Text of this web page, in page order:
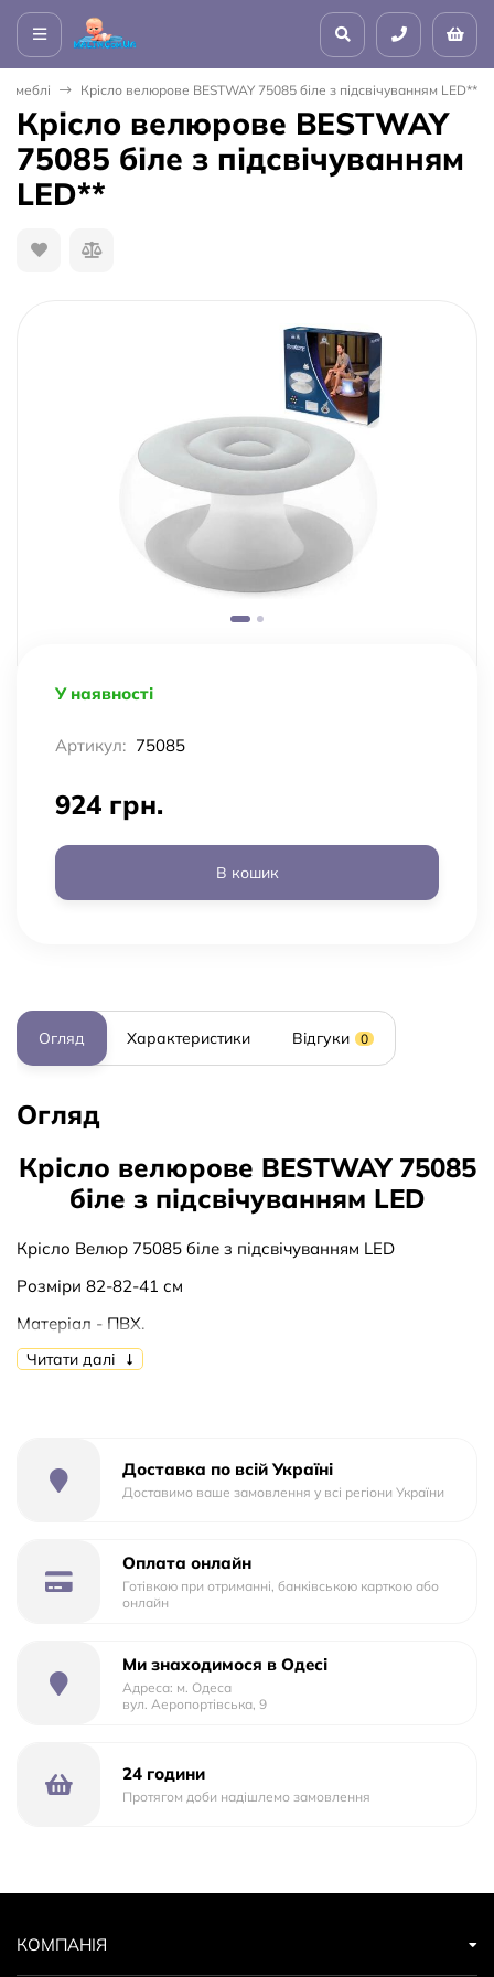
меблі Крісло велюрове BESTWAY 75085 біле з підсвічуванням LED**
Крісло велюрове BESTWAY
75085 біле з підсвічуванням
LED**
У наявності
Артикул: 75085
924 грн.
В кошик
Огляд Характеристики Відгуки 0
Огляд
Крісло велюрове BESTWAY 75085
біле з підсвічуванням LED
Крісло Велюр 75085 біле з підсвічуванням LED
Розміри 82-82-41 см
Матеріал - ПВХ.
Читати далі
Доставка по всій Україні
Доставимо ваше замовлення у всі регіони України
Оплата онлайн
Готівкою при отриманні, банківською карткою або
онлайн
Ми знаходимося в Одесі
Адреса: м. Одеса
вул. Аеропортівська, 9
24 години
Протягом доби надішлемо замовлення
КОМПАНІЯ